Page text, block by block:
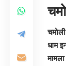
धाम